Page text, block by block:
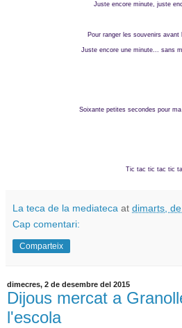
Juste encore minute, juste
Pour ranger les souvenirs avant
Juste encore une minute... sans
Soixante petites secondes pour
Tic tac tic tac tic
La teca de la mediateca at dimarts,
Cap comentari:
Comparteix
dimecres, 2 de desembre del 2015
Dijous mercat a
l'escola